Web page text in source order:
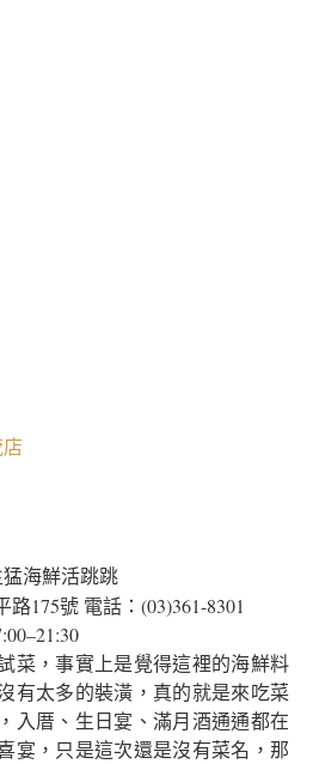
猛海鮮活跳跳
175號 電話：(03)361-8301
菜，事實上是覺得這裡的海鮮料
有太多的裝潢，真的就是來吃菜
入厝、生日宴、滿月酒通通都在
宴，只是這次還是沒有菜名，那